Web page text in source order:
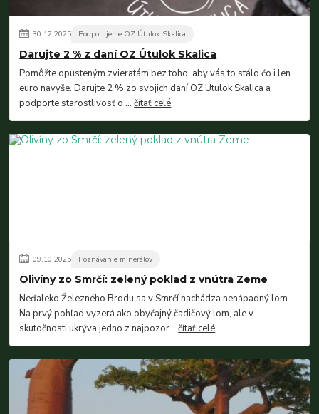
30.12.2025 Podporujeme OZ Útulok Skalica
Darujte 2 % z daní OZ Útulok Skalica
Pomôžte opusteným zvieratám bez toho, aby vás to stálo čo i len
euro navyše. Darujte 2 % zo svojich daní OZ Útulok Skalica a
podporte starostlivosť o ...čítať celé
09.10.2025 Poznávanie minerálov
Olivíny zo Smrčí: zelený poklad z vnútra Zeme
Neďaleko Železného Brodu sa v Smrčí nachádza nenápadný lom.
Na prvý pohľad vyzerá ako obyčajný čadičový lom, ale v
skutočnosti ukrýva jedno z najpozor...čítať celé